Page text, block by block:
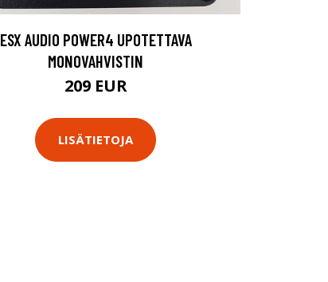
ESX AUDIO POWER4 UPOTETTAVA
MONOVAHVISTIN
209 EUR
LISÄTIETOJA